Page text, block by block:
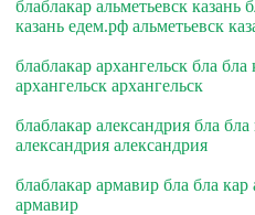
блаблакар альметьевск казань
казань едем.рф альметьевск
блаблакар архангельск бла
архангельск архангельск
блаблакар александрия бла
александрия александрия
блаблакар армавир бла бла
армавир